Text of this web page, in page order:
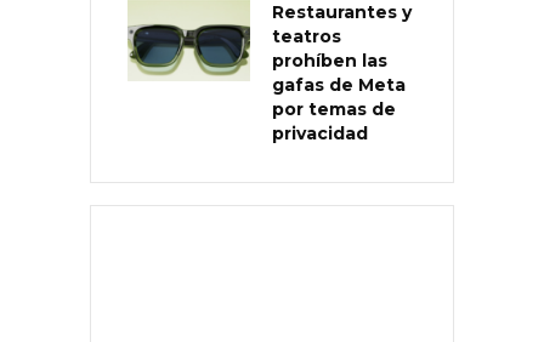
Restaurantes y
teatros
prohíben las
gafas de Meta
por temas de
privacidad